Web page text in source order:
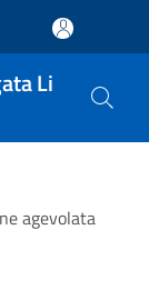
Li
agevolata